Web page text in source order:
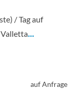
/ Tag auf
…
auf Anfrage